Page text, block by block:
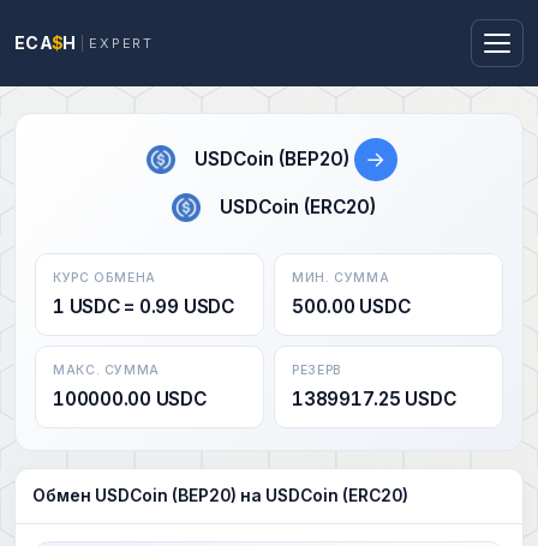
ECA$H EXPERT
USDCoin (BEP20) →
USDCoin (ERC20)
КУРС ОБМЕНА
1 USDC = 0.99 USDC
МИН. СУММА
500.00 USDC
МАКС. СУММА
100000.00 USDC
РЕЗЕРВ
1389917.25 USDC
Обмен USDCoin (BEP20) на USDCoin (ERC20)